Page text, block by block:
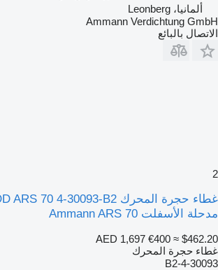
ألمانيا، Leonberg
Ammann Verdichtung GmbH
الاتصال بالبائع
2
مدحلة الأسفلت Ammann ARS 70
AED 1,697 €400 ≈ $462.20
غطاء حجرة المحرك
4-30093-B2